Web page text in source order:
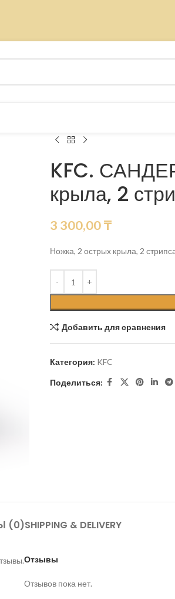
KFC.
крыла, 2
3 300,00₸
Ножка, 2 острых крыла, 2
Добавить для сравнения
Категория: KFC
Поделиться:
(0)SHIPPING & DELIVERY
Отзывы
Отзывов пока нет.